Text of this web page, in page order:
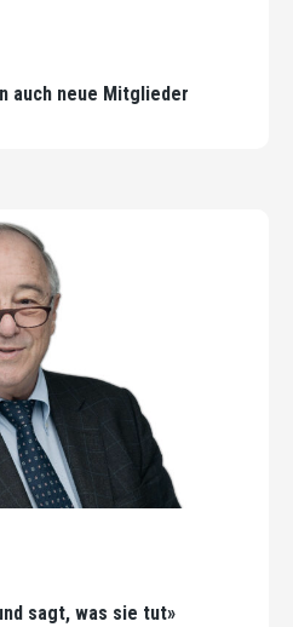
auch neue Mitglieder
sagt, was sie tut»